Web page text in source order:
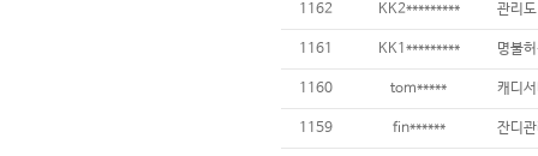
1162 KK2*********
1161 KK1********* 명불
1160 tom*****
1159 fin******